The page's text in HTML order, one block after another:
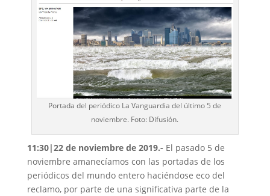
Portada del periódico La Vanguardia del último 5 de
noviembre. Foto: Difusión.
11:30|22 de noviembre de 2019.- El pasado 5 de
noviembre amanecíamos con las portadas de los
periódicos del mundo entero haciéndose eco del
reclamo, por parte de una significativa parte de la